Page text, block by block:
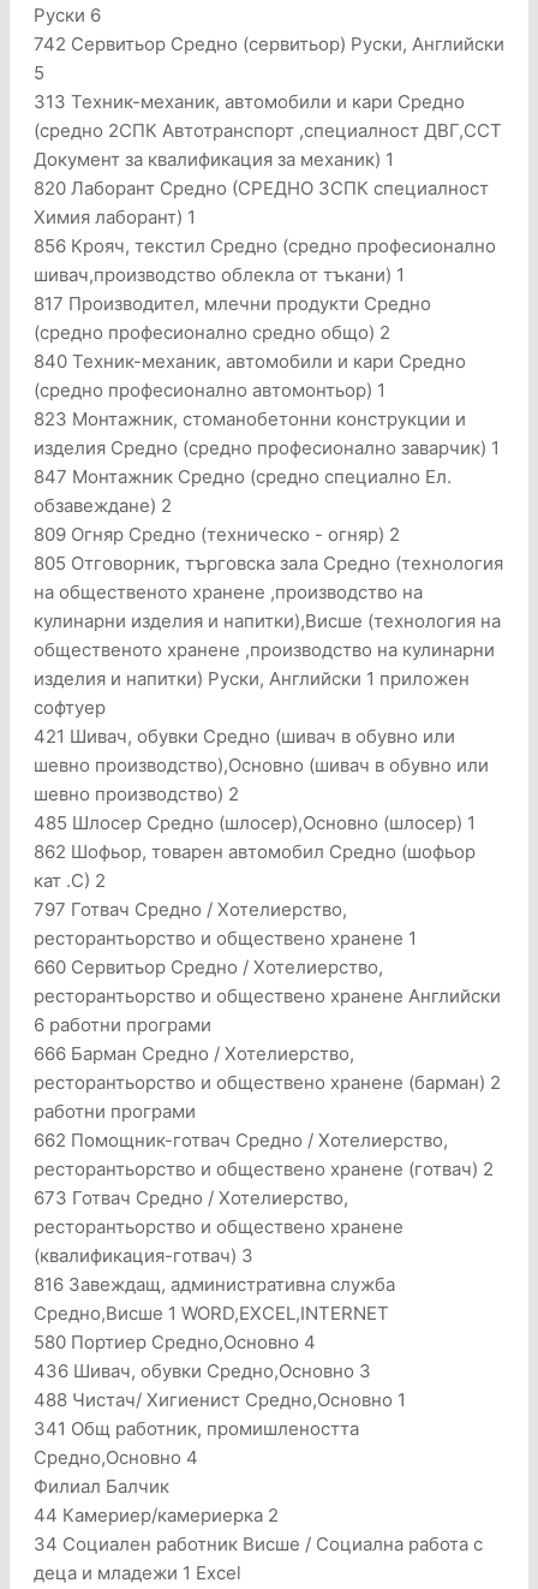
Руски 6
742 Сервитьор Средно (сервитьор) Руски, Английски
5
313 Техник-механик, автомобили и кари Средно
(средно 2СПК Автотранспорт ,специалност ДВГ,ССТ
Документ за квалификация за механик) 1
820 Лаборант Средно (СРЕДНО 3СПК специалност
Химия лаборант) 1
856 Крояч, текстил Средно (средно професионално
шивач,производство облекла от тъкани) 1
817 Производител, млечни продукти Средно
(средно професионално средно общо) 2
840 Техник-механик, автомобили и кари Средно
(средно професионално автомонтьор) 1
823 Монтажник, стоманобетонни конструкции и
изделия Средно (средно професионално заварчик) 1
847 Монтажник Средно (средно специално Ел.
обзавеждане) 2
809 Огняр Средно (техническо - огняр) 2
805 Отговорник, търговска зала Средно (технология
на общественото хранене ,производство на
кулинарни изделия и напитки),Висше (технология на
общественото хранене ,производство на кулинарни
изделия и напитки) Руски, Английски 1 приложен
софтуер
421 Шивач, обувки Средно (шивач в обувно или
шевно производство),Основно (шивач в обувно или
шевно производство) 2
485 Шлосер Средно (шлосер),Основно (шлосер) 1
862 Шофьор, товарен автомобил Средно (шофьор
кат .C) 2
797 Готвач Средно / Хотелиерство,
ресторантьорство и обществено хранене 1
660 Сервитьор Средно / Хотелиерство,
ресторантьорство и обществено хранене Английски
6 работни програми
666 Барман Средно / Хотелиерство,
ресторантьорство и обществено хранене (барман) 2
работни програми
662 Помощник-готвач Средно / Хотелиерство,
ресторантьорство и обществено хранене (готвач) 2
673 Готвач Средно / Хотелиерство,
ресторантьорство и обществено хранене
(квалификация-готвач) 3
816 Завеждащ, административна служба
Средно,Висше 1 WORD,EXCEL,INTERNET
580 Портиер Средно,Основно 4
436 Шивач, обувки Средно,Основно 3
488 Чистач/ Хигиенист Средно,Основно 1
341 Общ работник, промишлеността
Средно,Основно 4
Филиал Балчик
44 Камериер/камериерка 2
34 Социален работник Висше / Социална работа с
деца и младежи 1 Excel